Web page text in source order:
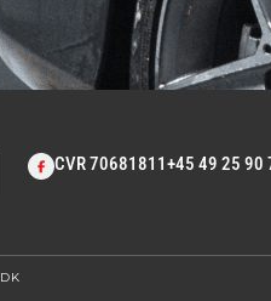
CVR 70681811+45 49 25 90